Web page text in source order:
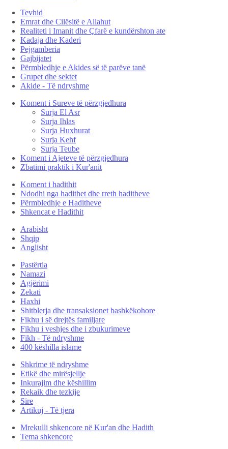
Tevhid
Emrat dhe Cilësitë e Allahut
Realiteti i Imanit dhe Çfarë e kundërshton ate
Kadaja dhe Kaderi
Pejgamberia
Gajbijatet
Përmbledhje e Akides së të parëve tanë
Grupet dhe sektet
Akide - Të ndryshme
Koment i Sureve të përzgjedhura
Surja El Asr
Surja Ihlas
Surja Huxhurat
Surja Kehf
Surja Teube
Koment i Ajeteve të përzgjedhura
Zbatimi praktik i Kur'anit
Koment i hadithit
Ndodhi nga hadithet dhe rreth haditheve
Përmbledhje e Haditheve
Shkencat e Hadithit
Arabisht
Shqip
Anglisht
Pastërtia
Namazi
Agjërimi
Zekati
Haxhi
Shitblerja dhe transaksionet bashkëkohore
Fikhu i së drejtës familjare
Fikhu i veshjes dhe i zbukurimeve
Fikh - Të ndryshme
400 këshilla islame
Shkrime të ndryshme
Etikë dhe mirësjellje
Inkurajim dhe këshillim
Rekaik dhe tezkije
Sire
Artikuj - Të tjera
Mrekulli shkencore në Kur'an dhe Hadith
Tema shkencore